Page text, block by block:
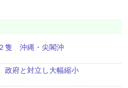
隻 沖縄・尖閣沖
政府と対立し大幅縮小